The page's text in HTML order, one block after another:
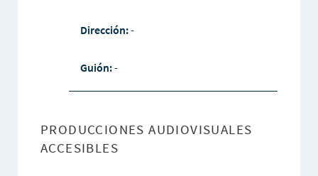
Dirección:-
Guión:-
PRODUCCIONES AUDIOVISUALES
ACCESIBLES